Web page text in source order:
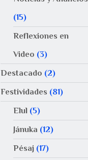
(15)
Reflexiones en
Video (3)
Destacado (2)
Festividades (81)
Elul(5)
Jánuka (12)
Pésaj(17)